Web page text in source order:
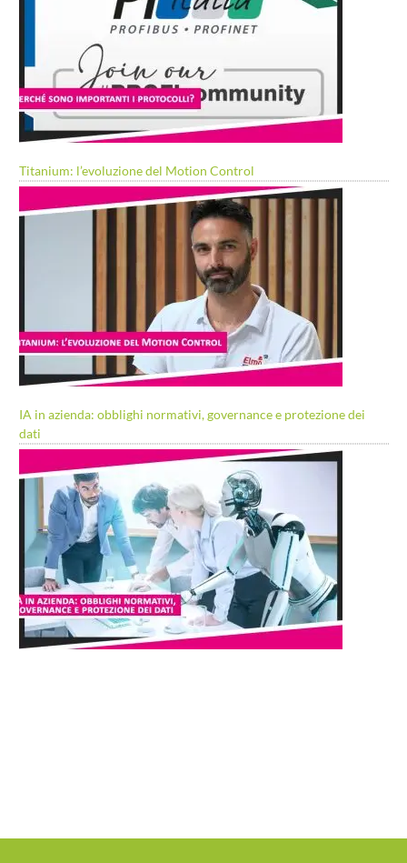
Titanium: l’evoluzione del Motion Control
IA in azienda: obblighi normativi, governance e protezione dei
dati